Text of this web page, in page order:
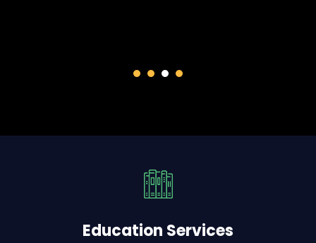
Education Services